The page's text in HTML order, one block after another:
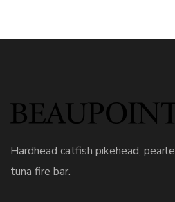
Hardhead catfish pikehead,
tuna fire bar.